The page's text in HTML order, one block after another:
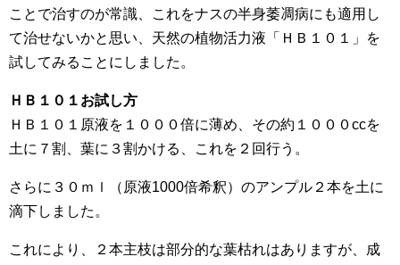
ことで治すのが常識、これをナスの半身萎凋病にも適用し
て治せないかと思い、天然の植物活力液「ＨＢ１０１」を
試してみることにしました。
ＨＢ１０１お試し方
ＨＢ１０１原液を１０００倍に薄め、その約１０００ccを
土に７割、葉に３割かける、これを２回行う。
さらに３０ｍｌ（原液1000倍希釈）のアンプル２本を土に
滴下しました。
これにより、２本主枝は部分的な葉枯れはありますが、成